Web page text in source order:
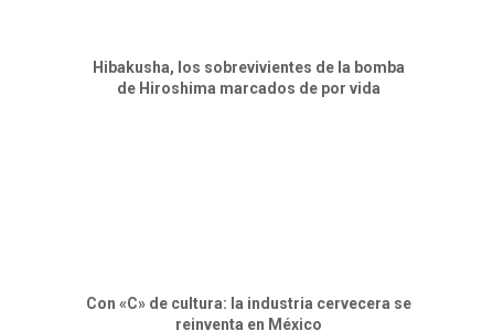
Hibakusha, los sobrevivientes de la bomba
de Hiroshima marcados de por vida
Con «C» de cultura: la industria cervecera se
reinventa en México